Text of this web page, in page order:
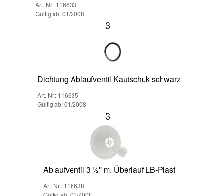
Art. Nr.: 116633
Gültig ab: 01/2008
3
Dichtung Ablaufventil Kautschuk schwarz
Art. Nr.: 116635
Gültig ab: 01/2008
3
Ablaufventil 3 ½'' m. Überlauf LB-Plast
Art. Nr.: 116638